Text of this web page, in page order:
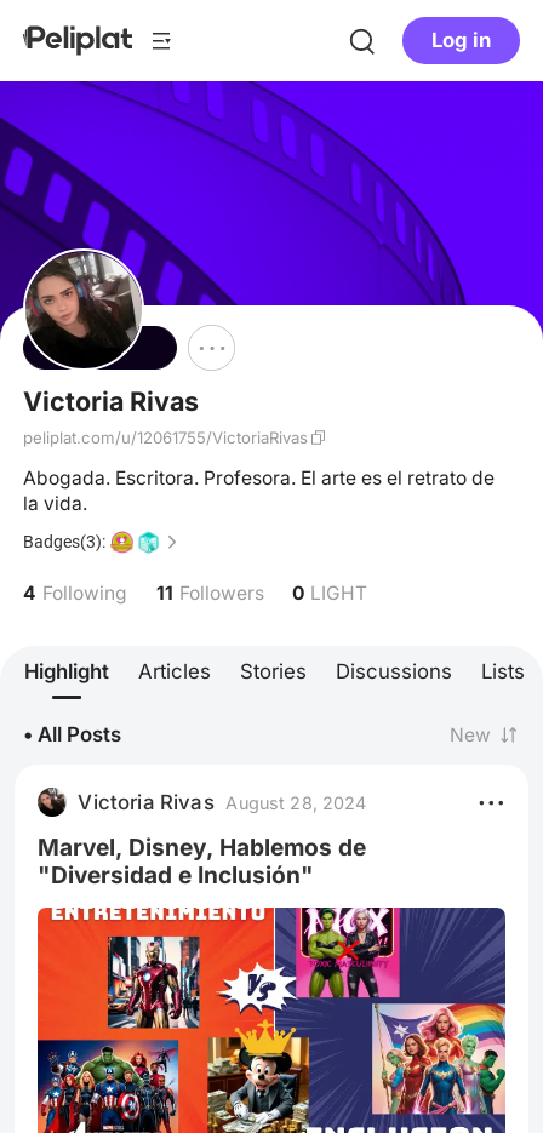
Log in
Follow
Victoria Rivas
peliplat.com/u/12061755/VictoriaRivas
Abogada. Escritora. Profesora. El arte es el retrato de
la vida.
Badges(3):
4 Following 11 Followers 0 LIGHT
Highlight Articles Stories Discussions Lists
• All Posts New
Victoria Rivas August 28, 2024
Marvel, Disney, Hablemos de
"Diversidad e Inclusión"